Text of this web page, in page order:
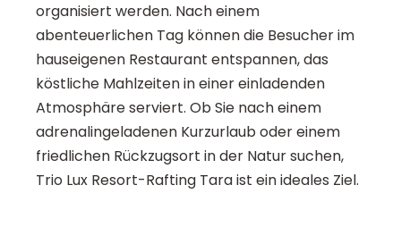
organisiert werden. Nach einem
abenteuerlichen Tag können die Besucher im
hauseigenen Restaurant entspannen, das
köstliche Mahlzeiten in einer einladenden
Atmosphäre serviert. Ob Sie nach einem
adrenalingeladenen Kurzurlaub oder einem
friedlichen Rückzugsort in der Natur suchen,
Trio Lux Resort-Rafting Tara ist ein ideales Ziel.